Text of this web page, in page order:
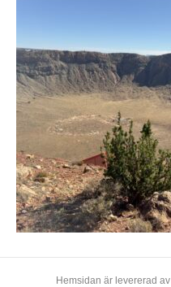
Hemsidan är levererad av